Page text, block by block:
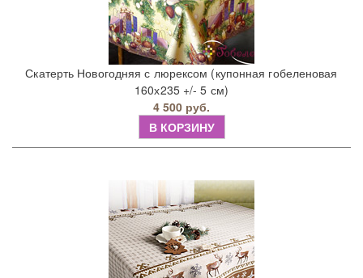
Скатерть Новогодняя с люрексом (купонная гобеленовая
160х235 +/- 5 см)
4 500 руб.
В КОРЗИНУ